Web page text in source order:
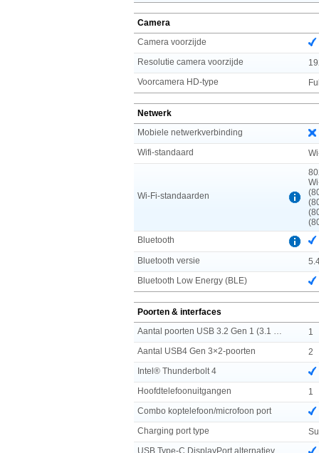
Camera
Camera voorzijde
Resolutie camera voorzijde
Voorcamera HD-type
Netwerk
Mobiele netwerkverbinding
Wifi-standaard
Wi-Fi-standaarden
Bluetooth
Bluetooth versie
Bluetooth Low Energy (BLE)
Poorten & interfaces
1
Aantal USB4 Gen 3×2-poorten
2
Intel® Thunderbolt 4
Hoofdtelefoonuitgangen
1
Combo koptelefoon/microfoon port
Charging port type